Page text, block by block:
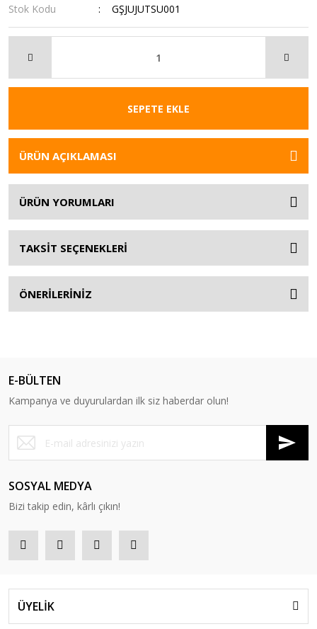
Stok Kodu
GŞJUJUTSU001
SEPETE EKLE
ÜRÜN AÇIKLAMASI
ÜRÜN YORUMLARI
TAKSİT SEÇENEKLERİ
ÖNERİLERİNİZ
E-BÜLTEN
Kampanya ve duyurulardan ilk siz haberdar olun!
SOSYAL MEDYA
Bizi takip edin, kârlı çıkın!
ÜYELİK